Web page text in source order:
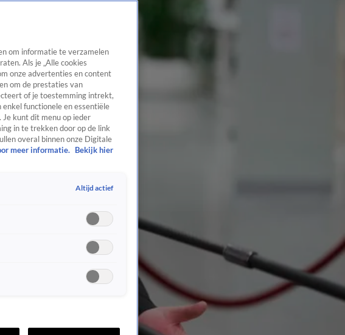
om informatie te verzamelen
Als je „Alle cookies
onze advertenties en content
om de prestaties van
of je toestemming intrekt,
functionele en essentiële
kunt dit menu op ieder
in te trekken door op de link
overal binnen onze Digitale
meer informatie.
Bekijk hier
Altijd actief